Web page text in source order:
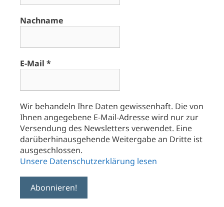
Nachname
E-Mail *
Wir behandeln Ihre Daten gewissenhaft. Die von
Ihnen angegebene E-Mail-Adresse wird nur zur
Versendung des Newsletters verwendet. Eine
darüberhinausgehende Weitergabe an Dritte ist
ausgeschlossen.
Unsere Datenschutzerklärung lesen